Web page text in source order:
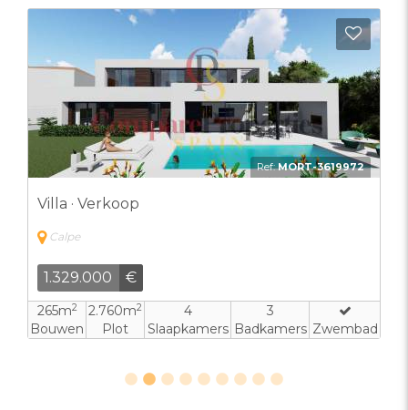
Ref:MORT-3619972
Villa · Verkoop
Calpe
1.329.000 €
265m2
Bouwen
2.760m2
Plot
4
Slaapkamers
3
Badkamers Zwembad